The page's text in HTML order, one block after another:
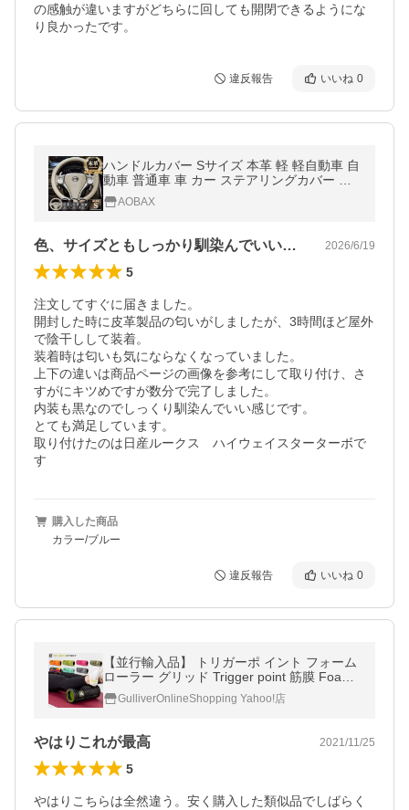
の感触が違いますがどちらに回しても開閉できるようにな
り良かったです。
違反報告 いいね 0
ハンドルカバー Sサイズ 本革 軽 軽自動車 自
動車 普通車 車 カー ステアリングカバー 革
可愛い おしゃれ 高級感 上品 上質 かわいい
かっこいい
AOBAX
色、サイズともしっかり馴染んでいい感じ 2026/6/19
5
注文してすぐに届きました。
開封した時に皮革製品の匂いがしましたが、3時間ほど屋外
で陰干しして装着。
装着時は匂いも気にならなくなっていました。
上下の違いは商品ページの画像を参考にして取り付け、さ
すがにキツめですが数分で完了しました。
内装も黒なのでしっくり馴染んでいい感じです。
とても満足しています。
取り付けたのは日産ルークス　ハイウェイスターターボで
す
購入した商品
カラー/ブルー
違反報告 いいね 0
【並行輸入品】 トリガーポ イント フォーム
ローラー グリッド Trigger point 筋膜 Foam
Roller GRID ストレッチ トレーニング マッ
サージ 筋膜リリー
GulliverOnlineShopping Yahoo!店
やはりこれが最高 2021/11/25
5
やはりこちらは全然違う。安く購入した類似品でしばらく